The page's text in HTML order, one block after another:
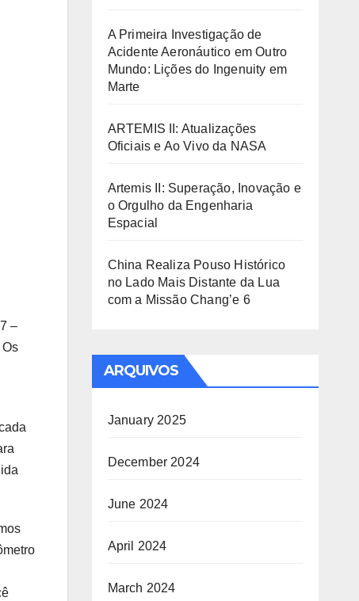
–
A Primeira Investigação de
Acidente Aeronáutico em Outro
Mundo: Lições do Ingenuity em
Marte
ARTEMIS II: Atualizações
Oficiais e Ao Vivo da NASA
Artemis II: Superação, Inovação e
o Orgulho da Engenharia
Espacial
China Realiza Pouso Histórico
no Lado Mais Distante da Lua
com a Missão Chang’e 6
ARQUIVOS
January 2025
December 2024
June 2024
April 2024
March 2024